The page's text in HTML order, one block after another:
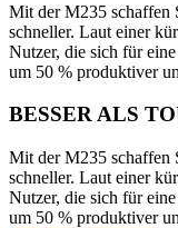
Mit der M235 schaffen
schneller. Laut einer
Nutzer, die sich für
um 50 % produktiver
BESSER ALS
Mit der M235 schaffen
schneller. Laut einer
Nutzer, die sich für
um 50 % produktiver